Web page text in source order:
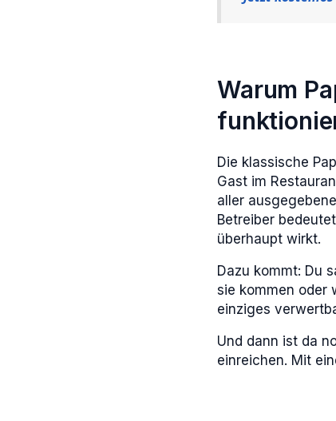
Warum
Die klassische
Gast im
aller
Betreiber
überhaupt wirkt.
Dazu kommt: Du
sie kommen oder
einziges
Und dann ist da
einreichen. Mit